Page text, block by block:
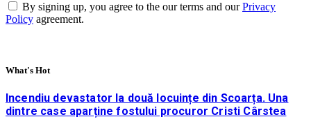
By signing up, you agree to the our terms and ourPrivacy
Policy agreement.
What's Hot
Incendiu devastator la două locuințe din Scoarța. Una
dintre case aparține fostului procuror Cristi Cârstea